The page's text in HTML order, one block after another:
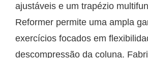
ajustáveis e um trapézio
Reformer permite uma ampla
exercícios focados em
descompressão da coluna.